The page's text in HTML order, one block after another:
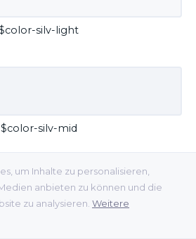
um Inhalte zu personalisieren,
anbieten zu können und die
zu analysieren. Weitere
silv-light
$color-silv-mid